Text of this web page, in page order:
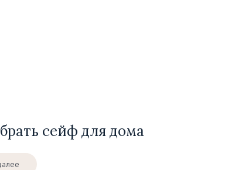
сейф для дома